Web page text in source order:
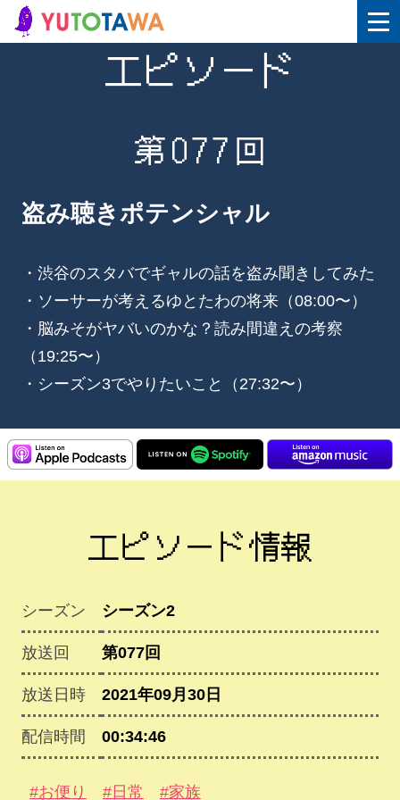
エピソード
第077回
盗み聴きポテンシャル
・渋谷のスタバでギャルの話を盗み聞きしてみた
・ソーサーが考えるゆとたわの将来（08:00〜）
・脳みそがヤバいのかな？読み間違えの考察
（19:25〜）
・シーズン3でやりたいこと（27:32〜）
エピソード情報
シーズン シーズン2
放送回 第077回
放送日時 2021年09月30日
配信時間 00:34:46
#お便り #日常 #家族